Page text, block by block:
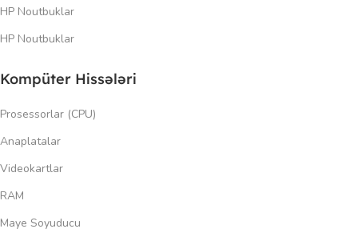
HP Noutbuklar
HP Noutbuklar
Kompüter Hissələri
Prosessorlar (CPU)
Anaplatalar
Videokartlar
RAM
Maye Soyuducu